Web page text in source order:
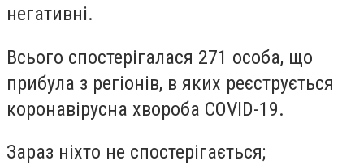
негативні.
Всього спостерігалася 271 особа, що
прибула з регіонів, в яких реєструється
коронавірусна хвороба COVID-19.
Зараз ніхто не спостерігається;